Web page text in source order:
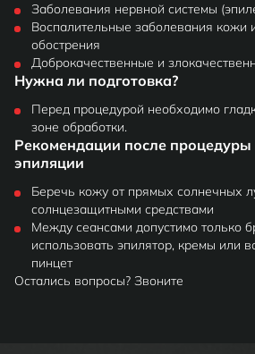
Заболевания нервной системы
Воспалительные заболевания кожи
обострения
Доброкачественные и
Нужна ли подготовка?
Перед процедурой необходимо
зоне обработки.
Рекомендации после процедуры
эпиляции
Беречь кожу от прямых солнечных
солнцезащитными средствами
Между сеансами допустимо только
использовать эпилятор, кремы или
пинцет
Остались вопросы? Звоните